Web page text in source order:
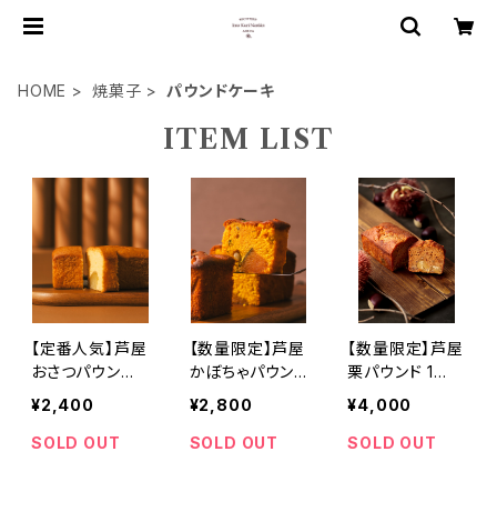
HOME 焼菓子 パウンドケーキ
ITEM LIST
【定番人気】芦屋
おさつパウン
ド 1本 保存
料香料不使用
¥2,400
SOLD OUT
【数量限定】芦屋
かぼちゃパウン
ド 1本 保存
量・香料不使用
¥2,800
SOLD OUT
【数量限定】芦屋
栗パウンド 1
本 約430ｇ イ
タリア産の栗16
個使用！ 保存料
¥4,000
SOLD OUT